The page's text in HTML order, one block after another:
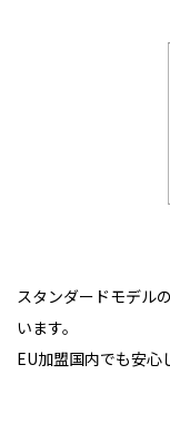
スタンダードモデル
います。
EU加盟国内でも安心